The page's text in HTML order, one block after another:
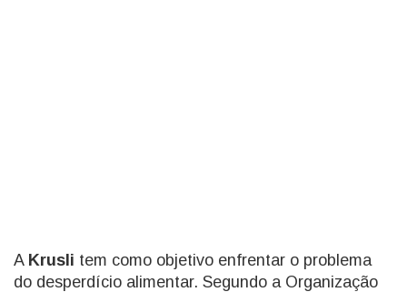
A Krusli tem como objetivo enfrentar o problema
do desperdício alimentar. Segundo a Organização